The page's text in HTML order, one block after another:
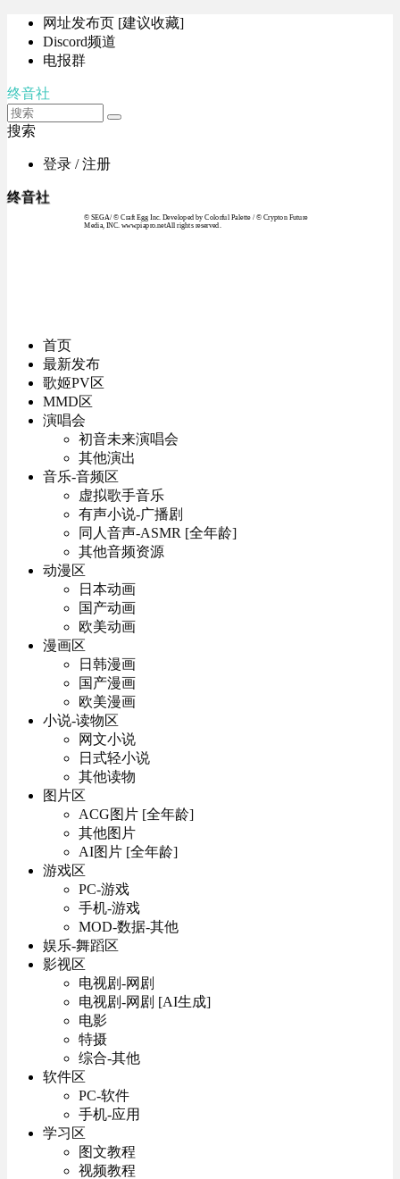
网址发布页 [建议收藏]
Discord频道
电报群
终音社
搜索
登录 / 注册
终音社
© SEGA / © Craft Egg Inc. Developed by Colorful Palette / © Crypton Future
Media, INC. www.piapro.netAll rights reserved.
首页
最新发布
歌姬PV区
MMD区
演唱会
初音未来演唱会
其他演出
音乐-音频区
虚拟歌手音乐
有声小说-广播剧
同人音声-ASMR [全年龄]
其他音频资源
动漫区
日本动画
国产动画
欧美动画
漫画区
日韩漫画
国产漫画
欧美漫画
小说-读物区
网文小说
日式轻小说
其他读物
图片区
ACG图片 [全年龄]
其他图片
AI图片 [全年龄]
游戏区
PC-游戏
手机-游戏
MOD-数据-其他
娱乐-舞蹈区
影视区
电视剧-网剧
电视剧-网剧 [AI生成]
电影
特摄
综合-其他
软件区
PC-软件
手机-应用
学习区
图文教程
视频教程